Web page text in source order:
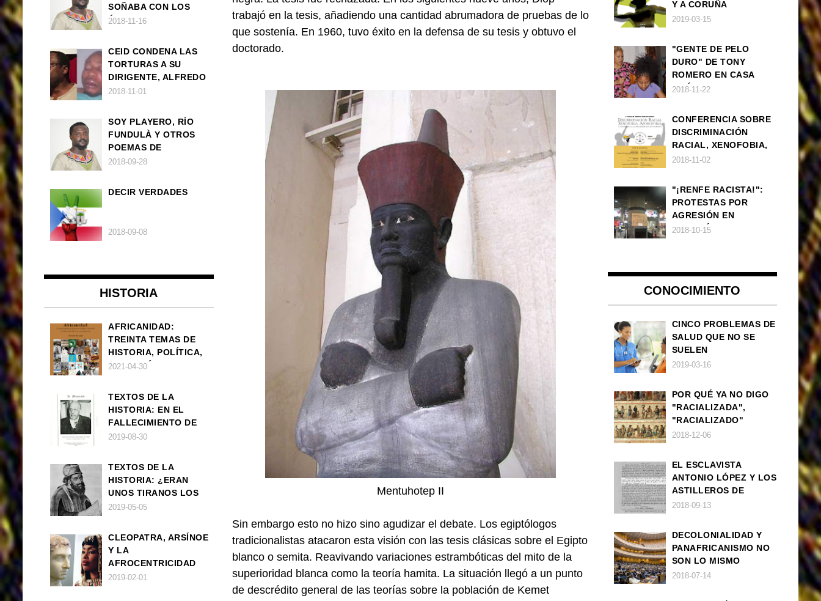
trabajó en la tesis, añadiendo una cantidad abrumadora de pruebas de lo
que sostenía. En 1960, tuvo éxito en la defensa de su tesis y obtuvo el
doctorado.
Mentuhotep II
Sin embargo esto no hizo sino agudizar el debate. Los egiptólogos
tradicionalistas atacaron esta visión con las tesis clásicas sobre el Egipto
blanco o semita. Reavivando variaciones estrambóticas del mito de la
superioridad blanca como la teoría hamita. La situación llegó a un punto
de descrédito general de las teorías sobre la población de Kemet
SOÑABA CON LOS
ÁNGELES (UN CUENTO
2018-11-16
CEID CONDENA LAS
TORTURAS A SU
DIRIGENTE, ALFREDO
OKENVE
2018-11-01
SOY PLAYERO, RÍO
FUNDULÀ Y OTROS
POEMAS DE
FRANCISCO
2018-09-28
DECIR VERDADES
2018-09-08
HISTORIA
AFRICANIDAD:
TREINTA TEMAS DE
HISTORIA, POLÍTICA,
FILOSOFÍA Y CULTURA
2021-04-30
TEXTOS DE LA
HISTORIA: EN EL
FALLECIMIENTO DE
W.E.B. DU BOIS
2019-08-30
TEXTOS DE LA
HISTORIA: ¿ERAN
UNOS TIRANOS LOS
FARAONES?
2019-05-05
CLEOPATRA, ARSÍNOE
Y LA
AFROCENTRICIDAD
MAL ENTENDIDA
2019-02-01
Y A CORUÑA
2019-03-15
"GENTE DE PELO
DURO" DE TONY
ROMERO EN CASA
AMÉRICA
2018-11-22
CONFERENCIA SOBRE
DISCRIMINACIÓN
RACIAL, XENOFOBIA,
APOROFOBIA Y AUGE
2018-11-02
"¡RENFE RACISTA!":
PROTESTAS POR
AGRESIÓN EN
ESTACIÓN DE TREN DE
2018-10-15
CONOCIMIENTO
CINCO PROBLEMAS DE
SALUD QUE NO SE
SUELEN
DIAGNOSTICAR BIEN
2019-03-16
POR QUÉ YA NO DIGO
"RACIALIZADA",
"RACIALIZADO"
2018-12-06
EL ESCLAVISTA
ANTONIO LÓPEZ Y LOS
ASTILLEROS DE
NAVANTIA
2018-09-13
DECOLONIALIDAD Y
PANAFRICANISMO NO
SON LO MISMO
2018-07-14